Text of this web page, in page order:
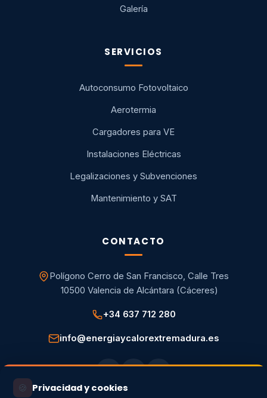
Galería
SERVICIOS
Autoconsumo Fotovoltaico
Aerotermia
Cargadores para VE
Instalaciones Eléctricas
Legalizaciones y Subvenciones
Mantenimiento y SAT
CONTACTO
Polígono Cerro de San Francisco, Calle Tres
10500 Valencia de Alcántara (Cáceres)
+34 637 712 280
info@energiaycalorextremadura.es
🍪 Privacidad y cookies